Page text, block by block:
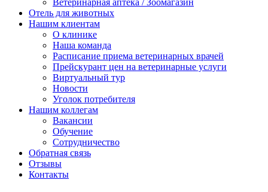
Ветеринарная аптека / Зоомагазин
Отель для животных
Нашим клиентам
О клинике
Наша команда
Расписание приема ветеринарных врачей
Прейскурант цен на ветеринарные услуги
Виртуальный тур
Новости
Уголок потребителя
Нашим коллегам
Вакансии
Обучение
Сотрудничество
Обратная связь
Отзывы
Контакты